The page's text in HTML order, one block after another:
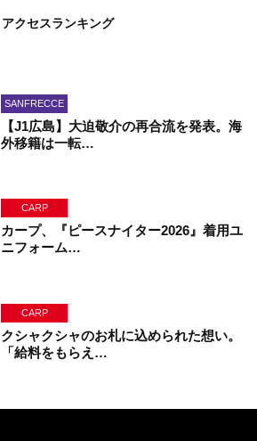
アクセスランキング
SANFRECCE
【J1広島】大迫敬介の再合流を発表。海
外移籍は一転…
CARP
カープ、『ピースナイター2026』着用ユ
ニフォーム…
CARP
クシャクシャのお札に込められた想い。
「給料をもらえ…